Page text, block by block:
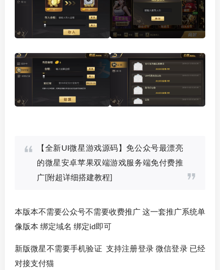
【全新UI微星游戏源码】免公众号最漂亮
的微星安卓苹果双端游戏服务端免付费推
广[附超详细搭建教程]
本版本不需要公众号不需要收费推广 这一套推广系统单
像版本 绑定域名 绑定id即可
新版微星不需要手机验证 支持注册登录 微信登录 已经
对接支付猫